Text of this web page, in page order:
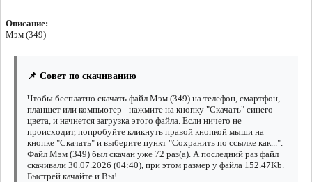
Описание:
Мэм (349)
📌 Совет по скачиванию
Чтобы бесплатно скачать файл Мэм (349) на телефон, смартфон,
планшет или компьютер - нажмите на кнопку "Скачать" синего
цвета, и начнется загрузка этого файла. Если ничего не
происходит, попробуйте кликнуть правой кнопкой мыши на
кнопке "Скачать" и выберите пункт "Сохранить по ссылке как...".
Файл Мэм (349) был скачан уже 72 раз(а). А последний раз файл
скачивали 30.07.2026 (04:40), при этом размер у файла 152.47Kb.
Быстрей качайте и Вы!